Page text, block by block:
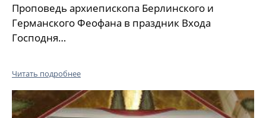
Проповедь архиепископа Берлинского и
Германского Феофана в праздник Входа
Господня…
Читать подробнее